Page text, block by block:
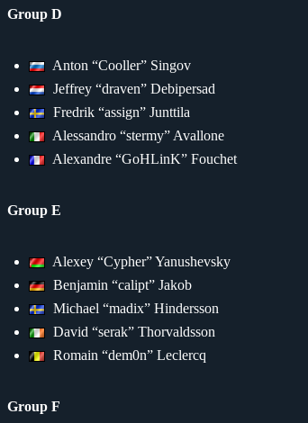
Group D
Anton “Cooller” Singov
Jeffrey “draven” Debipersad
Fredrik “assign” Junttila
Alessandro “stermy” Avallone
Alexandre “GoHLinK” Fouchet
Group E
Alexey “Cypher” Yanushevsky
Benjamin “calipt” Jakob
Michael “madix” Hindersson
David “serak” Thorvaldsson
Romain “dem0n” Leclercq
Group F